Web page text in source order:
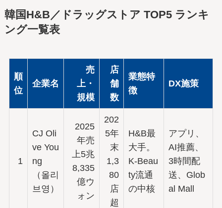
韓国H&B／ドラッグストア TOP5 ランキ
ング一覧表
順
位
企業名
売
上・
規模
店
舗
数
業態特
徴
DX施策
1
CJ Oli
ve You
ng
（올리
브영）
2025
年売
上5兆
8,335
億ウ
ォン
202
5年
末
1,3
80
店
超
H&B最
大手。
K-Beau
ty流通
の中核
アプリ、
AI推薦、
3時間配
送、Glob
al Mall